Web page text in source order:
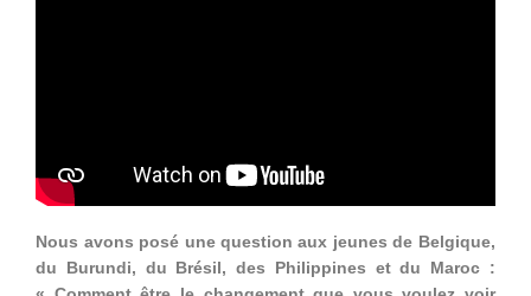
Nous avons posé une question aux jeunes de Belgique,
du Burundi, du Brésil, des Philippines et du Maroc :